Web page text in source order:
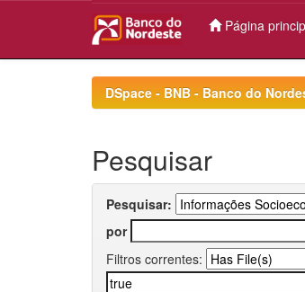
Página
DSpace - BNB - Banco do
Pesquisar
Pesquisar:
por
Filtros correntes: